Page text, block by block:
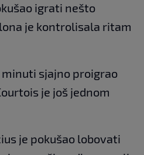
igrati nešto
je kontrolisala ritam
minuti sjajno proigrao
je još jednom
je pokušao lobovati